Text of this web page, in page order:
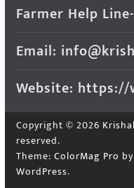
Farmer Help
Email:
Website:
Copyright © 2026
reserved.
Theme: ColorMag Pro
WordPress.